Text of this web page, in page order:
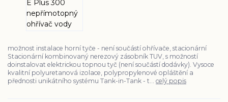
možnost instalace horní tyče - není součástí ohřívače, stacionární
Stacionární kombinovaný nerezový zásobník TUV, s možností
doinstalovat elektrickou topnou tyč (není součástí dodávky). Vysoce
kvalitní polyuretanová izolace, polypropylenové opláštění a
přednosti unikátního systému Tank-in-Tank - t... celý popis